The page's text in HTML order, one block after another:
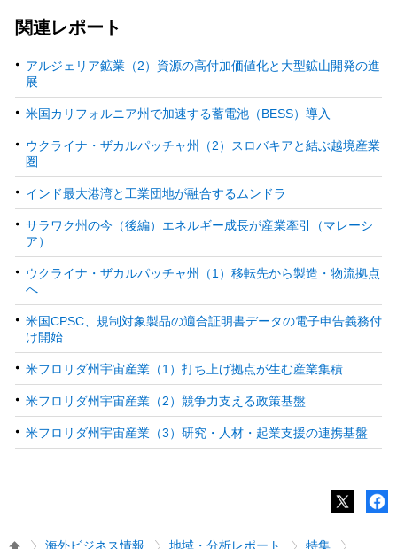
関連レポート
アルジェリア鉱業（2）資源の高付加価値化と大型鉱山開発の進
展
米国カリフォルニア州で加速する蓄電池（BESS）導入
ウクライナ・ザカルパッチャ州（2）スロバキアと結ぶ越境産業
圏
インド最大港湾と工業団地が融合するムンドラ
サラワク州の今（後編）エネルギー成長が産業牽引（マレーシ
ア）
ウクライナ・ザカルパッチャ州（1）移転先から製造・物流拠点
へ
米国CPSC、規制対象製品の適合証明書データの電子申告義務付
け開始
米フロリダ州宇宙産業（1）打ち上げ拠点が生む産業集積
米フロリダ州宇宙産業（2）競争力支える政策基盤
米フロリダ州宇宙産業（3）研究・人材・起業支援の連携基盤
海外ビジネス情報 地域・分析レポート 特集